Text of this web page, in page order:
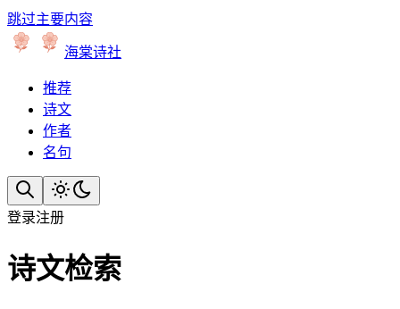
跳过主要内容
海棠诗社
推荐
诗文
作者
名句
登录注册
诗文检索